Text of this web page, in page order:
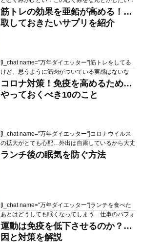
何からやっていいかわからないから、1から順番に
教えて欲しい！[/l_chat] こういった疑問にお答えし
ていきます 本記事の目次 むくみが起きる仕組みと
2020.05.25 139 views
筋トレの効果を亜鉛が高める！摂
取しておきたいサプリを紹介
[l_chat name="万年ダイエッター"]筋トレをしてる
けど、思うように筋肉がついている実感はないな
ー。プロテインを飲んでいるけど量が足りないのか
な？それとも他にサプリを摂った方がいいのかな？
何かいいサプリがあれば教えて欲しいな[/l_chat] こ
2020.04.20 193 views
コロナ対策！免疫を高めるために
やっておくべき10のこと
[l_chat name="万年ダイエッター"]コロナウイルス
の拡大がとても心配…外出は自粛しているから大丈
夫だと思うけど、他にやれることはあるかな？手洗
い、うがいなどの他に対策があれば教えてほしい
2020.04.06 189 views
ランチ後の眠気を防ぐ方法
[l_chat name="万年ダイエッター"]ランチを食べた
あとはどうしても眠くなってしまう…仕事のパフォ
ーマンスが下がるのでどうにかしたいな！なにか眠
気を防ぐ方法ってあるのかな？知りたいな[/l_chat]
こういった疑問にお答えしていきます 本記事の目
2020.03.23 85 views
運動は免疫を低下させるのか？原
因と対策を解説